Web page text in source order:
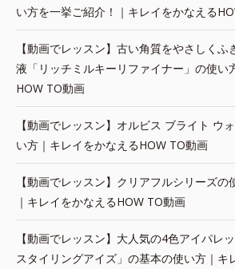
い方を一挙ご紹介！｜キレイをかなえる
【動画でレッスン】古い角質をやさしく
液「リッチミルキーリファイナー」の使い
HOW TO動画
【動画でレッスン】オルビス ブライト ウ
い方｜キレイをかなえるHOW TO動画
【動画でレッスン】クリアフルシリーズの
｜キレイをかなえるHOW TO動画
【動画でレッスン】大人気の4色アイパレ
スタイリングアイズ」の基本の使い方｜キ